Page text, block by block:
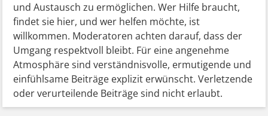
und Austausch zu ermöglichen. Wer Hilfe braucht,
findet sie hier, und wer helfen möchte, ist
willkommen. Moderatoren achten darauf, dass der
Umgang respektvoll bleibt. Für eine angenehme
Atmosphäre sind verständnisvolle, ermutigende und
einfühlsame Beiträge explizit erwünscht. Verletzende
oder verurteilende Beiträge sind nicht erlaubt.